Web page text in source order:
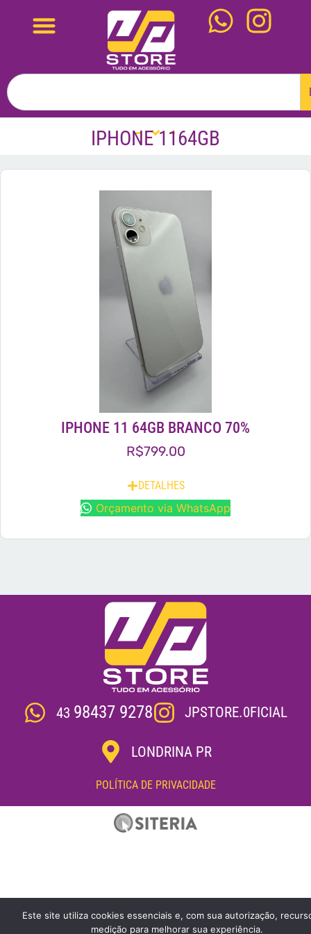
IPHONE 1164GB
IPHONE 11 64GB BRANCO 70%
R$799.00
DETALHES
Orçamento via WhatsApp
43 98437 9278 JPSTORE.0FICIAL
LONDRINA PR
POLÍTICA DE PRIVACIDADE
Este site utiliza cookies essenciais e, com sua autorização,
medição para melhorar sua experiência.